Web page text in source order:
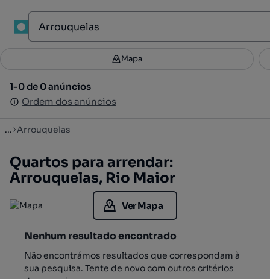
Filtros 3
1-0 de 0 anúncios
Ordem dos anúncios
Mapa
1-0 de 0 anúncios
Ordem dos anúncios
... Arrouquelas
Quartos para arrendar:
Arrouquelas, Rio Maior
Ver Mapa
Nenhum resultado encontrado
Não encontrámos resultados que correspondam à
sua pesquisa. Tente de novo com outros critérios